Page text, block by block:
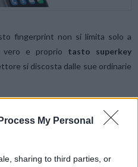
My Personal
sharing to third parties, or
fingerprint non si limita solo a
e proprio tasto superkey
si discosta dalle sue ordinarie
possibile non solo sbloccare lo
telefonate in entrata, scattare
tutto, a una velocità altamente